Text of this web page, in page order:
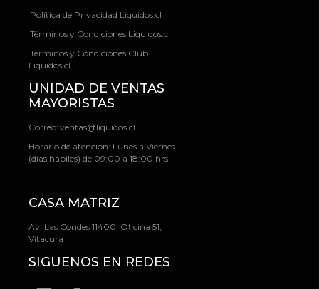
Política de Privacidad Liquidos.cl
Términos y Condiciones Liquidos.cl
Términos y Condiciones Club
Liquidos.cl
UNIDAD DE VENTAS
MAYORISTAS
Correo: ventas@liquidos.cl
Horario de atención: Lunes a Viernes
(días hábiles) de 09:00 a 18:00 hrs.
CASA MATRIZ
Av. Las Condes 11400, Oficina 51,
Vitacura
SIGUENOS EN REDES